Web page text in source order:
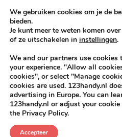
KEEP
VÓÓR MÉÉR IN
We gebruiken cookies om je de
bieden.
Je kunt meer te weten komen
of ze uitschakelen in instellingen.
We and our partners use cookies
your experience. "Allow all
cookies", or select "Manage
cookies are used. 123handy.nl
advertising in Europe. You can
123handy.nl or adjust your
the Privacy Policy.
Accepteer